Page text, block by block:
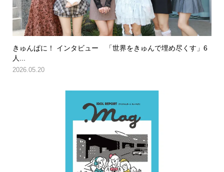
きゅんぱに！ インタビュー 「世界をきゅんで埋め尽くす」6
人...
2026.05.20